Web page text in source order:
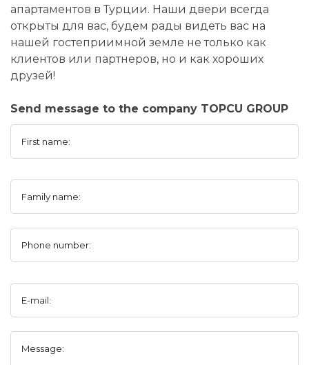
апартаментов в Турции. Наши двери всегда
открыты для вас, будем рады видеть вас на
нашей гостеприимной земле не только как
клиентов или партнеров, но и как хороших
друзей!
Send message to the company TOPCU GROUP
First name:
Family name:
Phone number:
E-mail:
Message: